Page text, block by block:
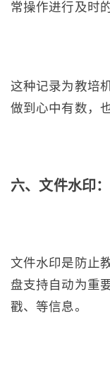
常操作进行及时
这种记录为教培
做到心中有数，
六、文件水印
文件水印是防止
盘支持自动为重
戳、等信息。